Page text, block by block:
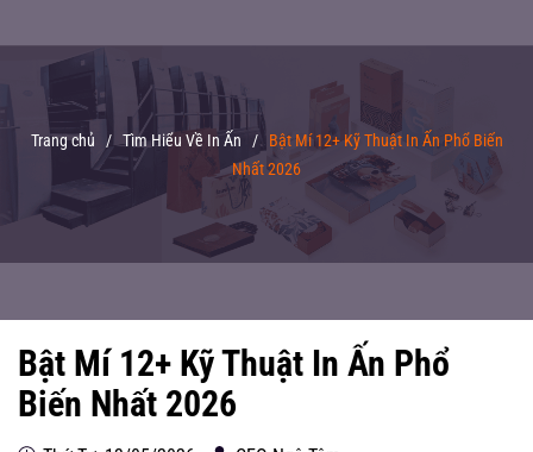
Trang chủ / Tìm Hiểu Về In Ấn / Bật Mí 12+ Kỹ Thuật In Ấn Phổ Biến
Nhất 2026
Bật Mí 12+ Kỹ Thuật In Ấn Phổ
Biến Nhất 2026